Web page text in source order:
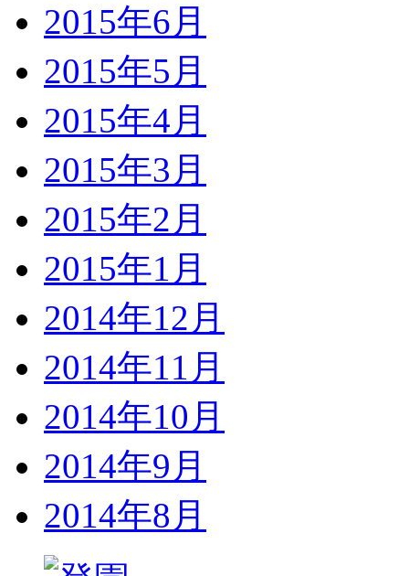
2015年6月
2015年5月
2015年4月
2015年3月
2015年2月
2015年1月
2014年12月
2014年11月
2014年10月
2014年9月
2014年8月